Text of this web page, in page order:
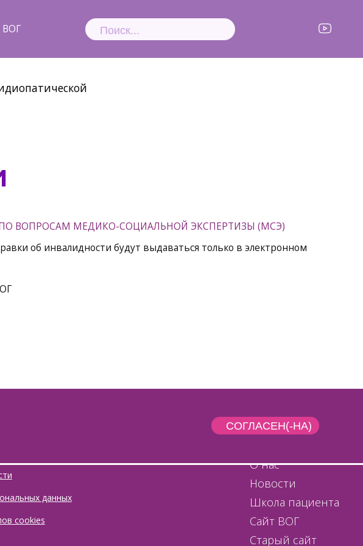
ВОГ
ВОПРОСАМ МЕДИКО-СОЦИАЛЬНОЙ ЭКСПЕРТИЗЫ (МСЭ)
об инвалидности будут выдаваться только в электронном
СОГЛАСЕН(-НА)
данных
cookies
О нас
Новости
Школа пациента
Сайт ВОГ
Старый сайт